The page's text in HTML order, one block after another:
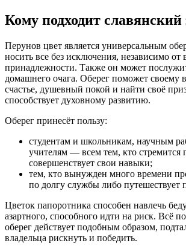
Кому подходит славянский
Перунов цвет является универсальным
носить все без исключения, независимо от
принадлежности. Также он может
домашнего очага. Оберег поможет своему
счастье, душевный покой и найти своё
способствует духовному развитию.
Оберег принесёт пользу:
студентам и школьникам, научным
учителям — всем тем, кто стремится
совершенствует свои навыки;
тем, кто вынужден много времени
по долгу службы либо путешествует
Цветок папоротника способен навлечь
азартного, способного идти на риск. Всё
оберег действует подобным образом,
владельца рискнуть и победить.